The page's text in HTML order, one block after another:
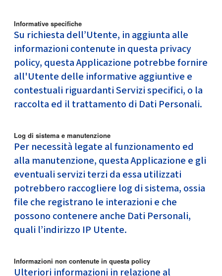
Informative specifiche
Su richiesta dell’Utente, in aggiunta alle
informazioni contenute in questa privacy
policy, questa Applicazione potrebbe fornire
all'Utente delle informative aggiuntive e
contestuali riguardanti Servizi specifici, o la
raccolta ed il trattamento di Dati Personali.
Log di sistema e manutenzione
Per necessità legate al funzionamento ed
alla manutenzione, questa Applicazione e gli
eventuali servizi terzi da essa utilizzati
potrebbero raccogliere log di sistema, ossia
file che registrano le interazioni e che
possono contenere anche Dati Personali,
quali l’indirizzo IP Utente.
Informazioni non contenute in questa policy
Ulteriori informazioni in relazione al